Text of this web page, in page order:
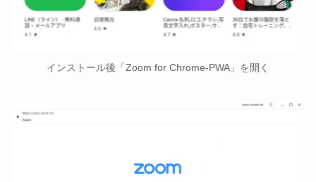
インストール後「Zoom for Chrome-PWA」を開く